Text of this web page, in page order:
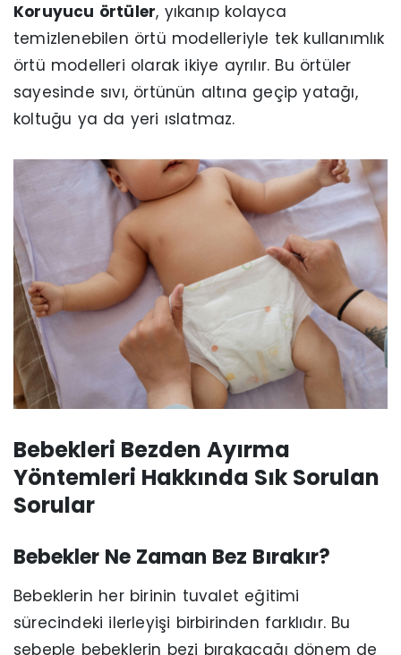
Koruyucu örtüler, yıkanıp kolayca
temizlenebilen örtü modelleriyle tek kullanımlık
örtü modelleri olarak ikiye ayrılır. Bu örtüler
sayesinde sıvı, örtünün altına geçip yatağı,
koltuğu ya da yeri ıslatmaz.
Bebekleri Bezden Ayırma
Yöntemleri Hakkında Sık Sorulan
Sorular
Bebekler Ne Zaman Bez Bırakır?
Bebeklerin her birinin tuvalet eğitimi
sürecindeki ilerleyişi birbirinden farklıdır. Bu
sebeple bebeklerin bezi bırakacağı dönem de